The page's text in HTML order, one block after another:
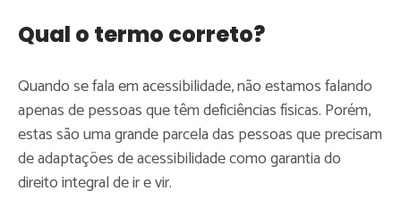
Qual o termo correto?
Quando se fala em acessibilidade, não estamos falando
apenas de pessoas que têm deficiências físicas. Porém,
estas são uma grande parcela das pessoas que precisam
de adaptações de acessibilidade como garantia do
direito integral de ir e vir.